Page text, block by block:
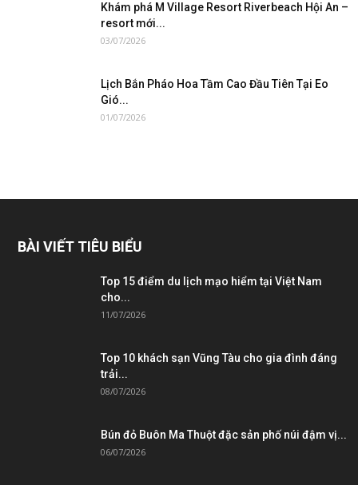
Khám phá M Village Resort Riverbeach Hội An –
resort mới...
03/07/2026
Lịch Bắn Pháo Hoa Tầm Cao Đầu Tiên Tại Eo
Gió...
01/07/2026
BÀI VIẾT TIÊU BIỂU
Top 15 điểm du lịch mạo hiểm tại Việt Nam
cho...
11/07/2026
Top 10 khách sạn Vũng Tàu cho gia đình đáng
trải...
08/07/2026
Bún đỏ Buôn Ma Thuột đặc sản phố núi đậm vị...
06/07/2026